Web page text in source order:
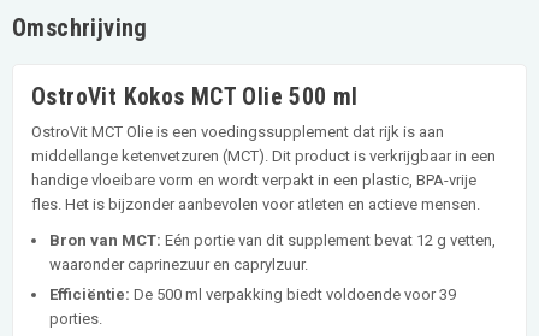
Omschrijving
OstroVit Kokos MCT Olie 500 ml
OstroVit MCT Olie is een voedingssupplement dat rijk is aan
middellange ketenvetzuren (MCT). Dit product is verkrijgbaar in een
handige vloeibare vorm en wordt verpakt in een plastic, BPA-vrije
fles. Het is bijzonder aanbevolen voor atleten en actieve mensen.
Bron van MCT: Eén portie van dit supplement bevat 12 g vetten,
waaronder caprinezuur en caprylzuur.
Efficiëntie: De 500 ml verpakking biedt voldoende voor 39
porties.